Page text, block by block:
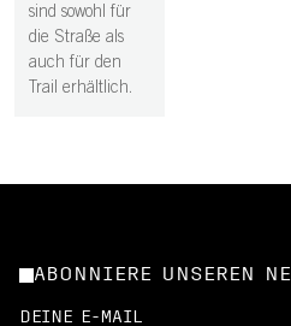
sind sowohl für
die Straße als
auch für den
Trail erhältlich.
ABONNIERE UNSEREN
DEINE E-MAIL